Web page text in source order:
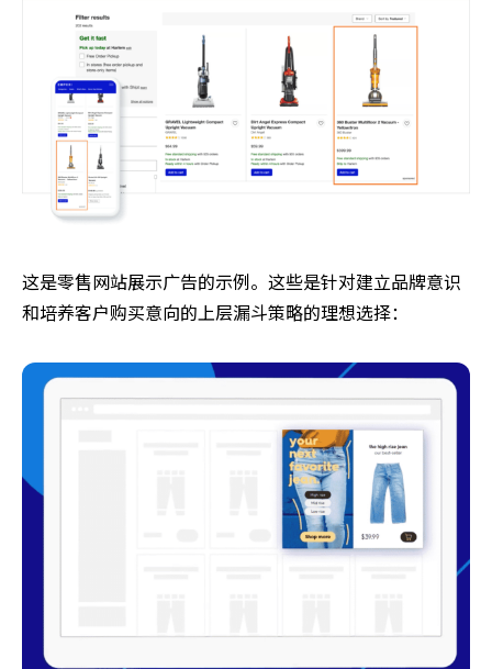
这是零售网站展示广告的示例。这些是针对建立品牌意识
和培养客户购买意向的上层漏斗策略的理想选择：